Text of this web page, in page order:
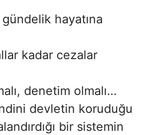
hayatına
kadar cezalar
denetim olmalı…
devletin koruduğu
bir sistemin